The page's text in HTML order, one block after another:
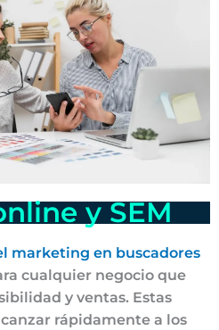
y SEM
marketing en buscadores
cualquier negocio que
y ventas. Estas
rápidamente a los